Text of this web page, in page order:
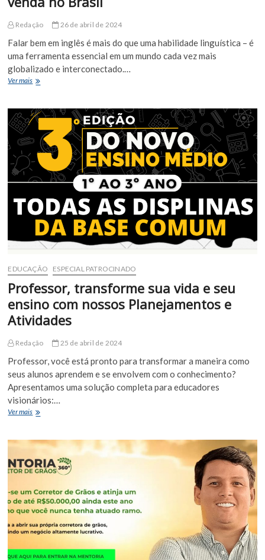
Redação 26 de abril de 2024
Falar bem em inglês é mais do que uma habilidade linguística – é
uma ferramenta essencial em um mundo cada vez mais
globalizado e interconectado.…
Ver maisCursos
com
nota
máxima
à
venda
no
Brasil
EDUCAÇÃO ESPECIAL PATROCINADO
Professor, transforme sua vida e seu
ensino com nossos Planejamentos e
Atividades
Redação 25 de abril de 2024
Professor, você está pronto para transformar a maneira como
seus alunos aprendem e se envolvem com o conhecimento?
Apresentamos uma solução completa para educadores
visionários:…
Ver maisProfessor,
vida
seu
ensino
nossos
Planejamentos
Atividades